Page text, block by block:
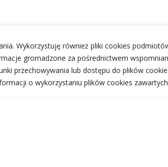
Wykorzystuję również pliki cookies
gromadzone za pośrednictwem
przechowywania lub dostępu do plików
o wykorzystaniu plików cookies